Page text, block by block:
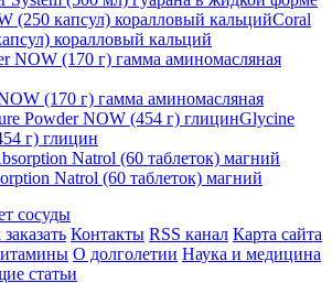
Coral
коралловый кальций
(170 г) гамма аминомасляная
Glycine
г) глицин
Natrol (60 таблеток) магний
Контакты RSS канал Карта сайта
О долголетии Наука и медицина
статьи